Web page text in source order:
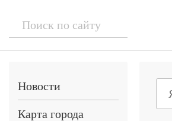
Новости
Карта города